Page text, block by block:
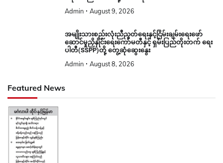
Admin August 9, 2026
အမျိုးသားစည်းလုံးညီညွတ်ရေးနှင့်ငြိမ်းချမ်းရေးဖော်
ဆောင်မှုညှိနှိုင်းရေးကော်မတီနှင့် ရှမ်းပြည်တိုးတက် ရေး
ပါတီ(SSPP)တို့ တွေ့ဆုံဆွေးနွေး
Admin August 8, 2026
Featured News